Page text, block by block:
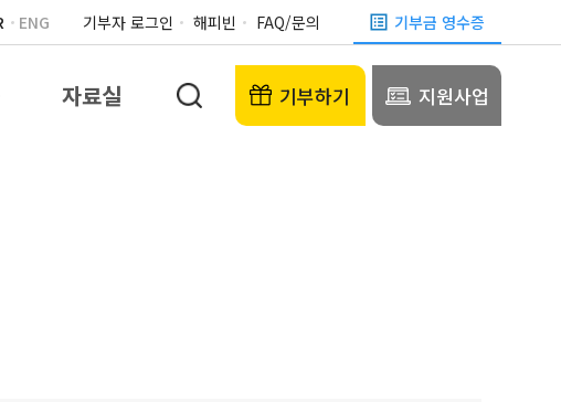
ENG 기부자 로그인 해피빈 FAQ/문의 기부금 영수증
자료실 기부하기 지원사업